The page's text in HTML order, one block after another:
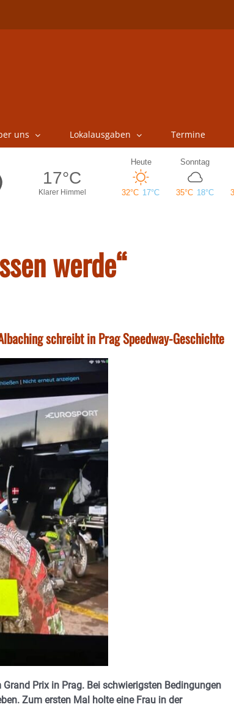
uns Lokalausgaben Termine
werde“
schreibt in Prag Speedway-Geschichte
Prix in Prag. Bei schwierigsten Bedingungen
Zum ersten Mal holte eine Frau in der